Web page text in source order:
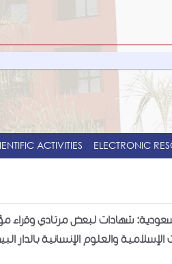
ACTIVITIES ELECTRONIC
شهادات لبعض مرتادي وقراء
والعلوم الإنسانية بالدار البيضاء